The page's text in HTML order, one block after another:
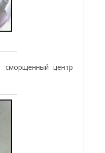
сморщенный центр